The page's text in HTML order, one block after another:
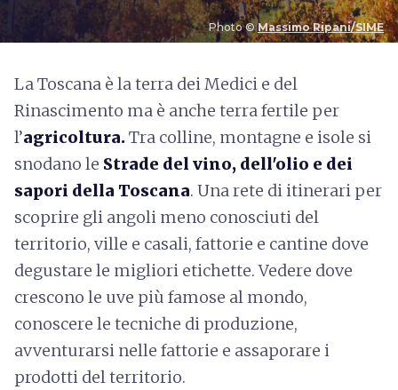
Photo ©Massimo Ripani/SIME
La Toscana è la terra dei Medici e del
Rinascimento ma è anche terra fertile per
l’agricoltura.Tra colline, montagne e isole si
snodano le Strade del vino, dell'olio e dei
sapori della Toscana. Una rete di itinerari per
scoprire gli angoli meno conosciuti del
territorio, ville e casali, fattorie e cantine dove
degustare le migliori etichette. Vedere dove
crescono le uve più famose al mondo,
conoscere le tecniche di produzione,
avventurarsi nelle fattorie e assaporare i
prodotti del territorio.